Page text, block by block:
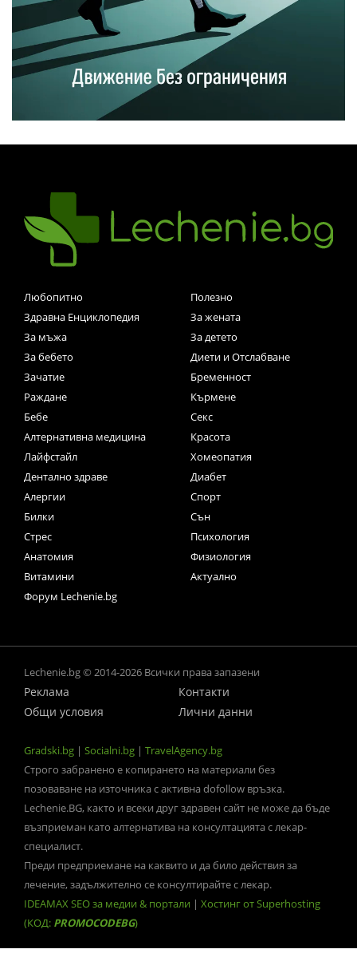
Любопитно
Полезно
Здравна Енциклопедия
За жената
За мъжа
За детето
За бебето
Диети и Отслабване
Зачатие
Бременност
Раждане
Кърмене
Бебе
Секс
Алтернативна медицина
Красота
Лайфстайл
Хомеопатия
Дентално здраве
Диабет
Алергии
Спорт
Билки
Сън
Стрес
Психология
Анатомия
Физиология
Витамини
Актуално
Форум Lechenie.bg
Lechenie.bg © 2014-2026 Всички права запазени
Реклама
Контакти
Общи условия
Лични данни
Gradski.bg | Socialni.bg | TravelAgency.bg
Строго забранено е копирането на материали без
позоваване на източника с активна dofollow връзка.
Lechenie.BG, както и всеки друг здравен сайт не може да бъде
възприеман като алтернатива на консултацията с лекар-
специалист.
Преди предприемане на каквито и да било действия за
лечение, задължително се консултирайте с лекар.
IDEAMAX SEO за медии & портали | Хостинг от Superhosting
(КОД: PROMOCODEBG)